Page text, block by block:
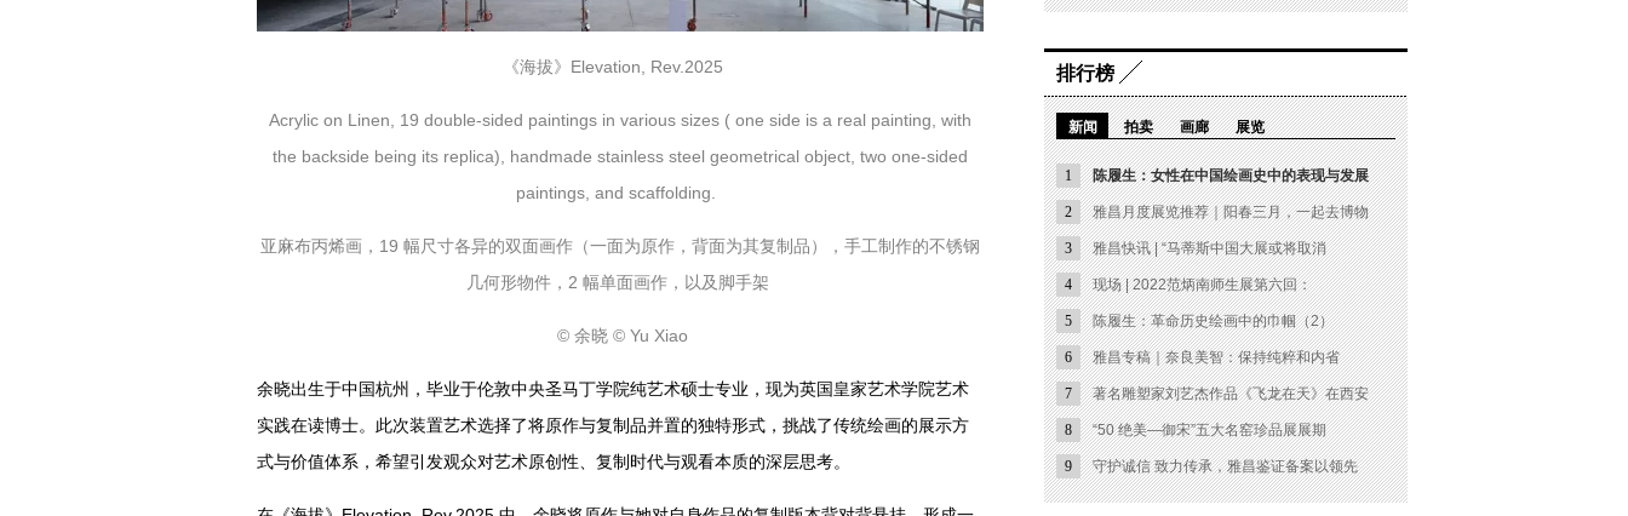
《海拔》Elevation, Rev.2025
Acrylic on Linen, 19 double-sided paintings in various sizes ( one side is a real painting, with
the backside being its replica), handmade stainless steel geometrical object, two one-sided
paintings, and scaffolding.
亚麻布丙烯画，19 幅尺寸各异的双面画作（一面为原作，背面为其复制品），手工制作的不锈钢
几何形物件，2 幅单面画作，以及脚手架
© 余晓 © Yu Xiao
余晓出生于中国杭州，毕业于伦敦中央圣马丁学院纯艺术硕士专业，现为英国皇家艺术学院艺术
实践在读博士。此次装置艺术选择了将原作与复制品并置的独特形式，挑战了传统绘画的展示方
式与价值体系，希望引发观众对艺术原创性、复制时代与观看本质的深层思考。
排行榜
新闻 拍卖 画廊 展览
1 陈履生：女性在中国绘画史中的表现与发展
2 雅昌月度展览推荐｜阳春三月，一起去博物
3 雅昌快讯 | “马蒂斯中国大展或将取消
4 现场 | 2022范炳南师生展第六回：
5 陈履生：革命历史绘画中的巾帼（2）
6 雅昌专稿｜奈良美智：保持纯粹和内省
7 著名雕塑家刘艺杰作品《飞龙在天》在西安
8 “50 绝美—御宋”五大名窑珍品展展期
9 守护诚信 致力传承，雅昌鉴证备案以领先